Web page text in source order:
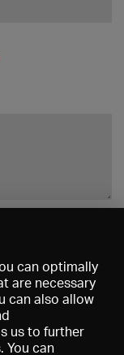
can optimally
are necessary
can also allow
us to further
You can